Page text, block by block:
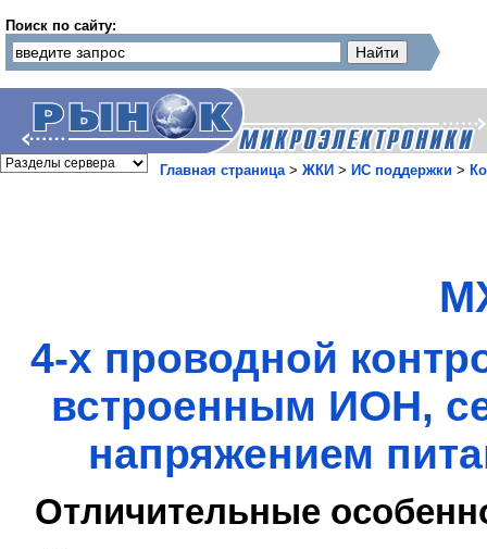
Поиск по сайту:
Главная страница> ЖКИ > ИС поддержки >
4-х проводной
встроенным ИОН,
напряжением
Отличительные